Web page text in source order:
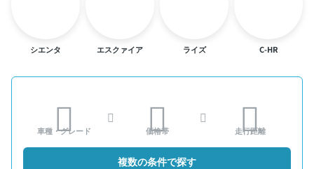
シエンタ エスクァイア ライズ C-HR
車種・グレード 価格帯 走行距離
複数の条件で探す